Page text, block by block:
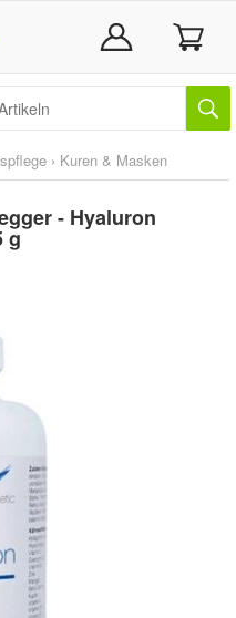
› Kuren & Masken
- Hyaluron
g